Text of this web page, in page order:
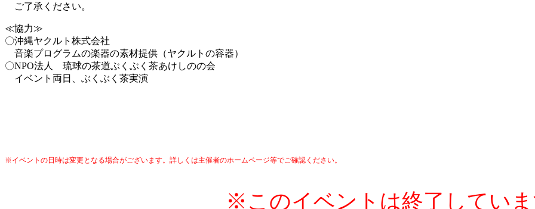
ご了承ください。
≪協力≫
〇沖縄ヤクルト株式会社
音楽プログラムの楽器の素材提供（ヤクルトの容器）
〇NPO法人 琉球の茶道ぶくぶく茶あけしのの会
イベント両日、ぶくぶく茶実演
※イベントの日時は変更となる場合がございます。詳しくは主催者のホームページ等でご確認ください。
※このイベントは終了してい